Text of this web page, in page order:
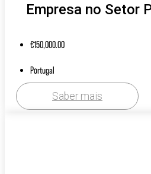
Empresa no Setor
€150,000.00
Portugal
Saber mais